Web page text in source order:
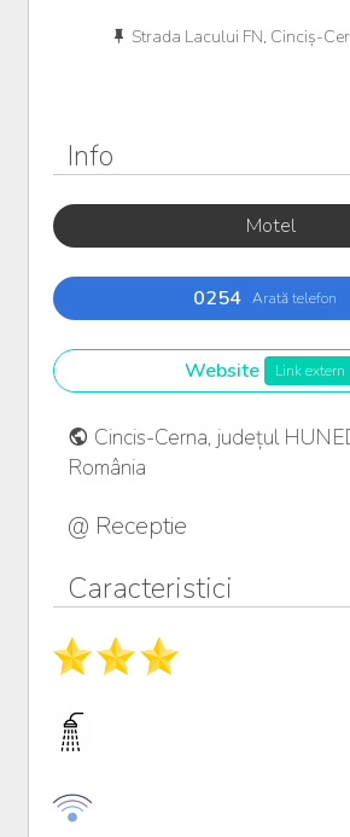
Strada Lacului FN, Cinciș-
Info
Motel
0254 Arată telefon
Website Link extern
Cincis-Cerna, județul
România
@ Receptie
Caracteristici